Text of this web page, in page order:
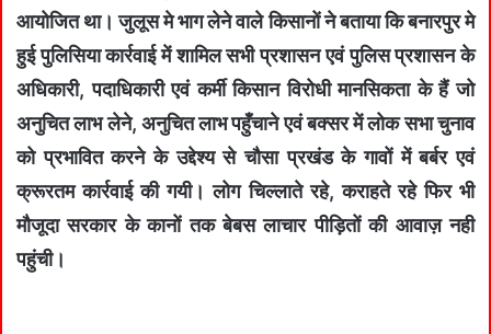
आयोजित था। जुलूस मे भाग लेने वाले किसानों ने बताया कि बनारपुर मे
हुई पुलिसिया कार्रवाई में शामिल सभी प्रशासन एवं पुलिस प्रशासन के
अधिकारी, पदाधिकारी एवं कर्मी किसान विरोधी मानसिकता के हैं जो
अनुचित लाभ लेने, अनुचित लाभ पहुँचाने एवं बक्सर में लोक सभा चुनाव
को प्रभावित करने के उद्देश्य से चौसा प्रखंड के गावों में बर्बर एवं
क्रूरतम कार्रवाई की गयी। लोग चिल्लाते रहे, कराहते रहे फिर भी
मौजूदा सरकार के कानों तक बेबस लाचार पीड़ितों की आवाज़ नही
पहुंची।